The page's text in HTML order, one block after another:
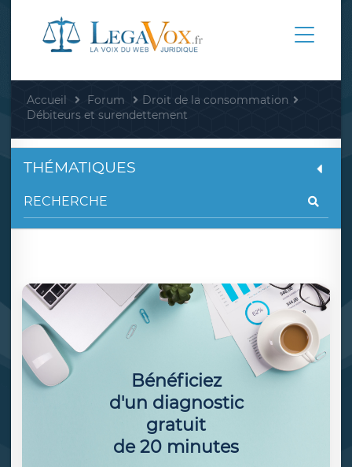
Accueil Forum
Droit de la consommation
Débiteurs et surendettement
THÉMATIQUES
Bénéficiez
d'un diagnostic
gratuit
de 20 minutes